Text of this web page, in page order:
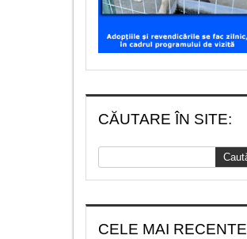
CĂUTARE ÎN SITE:
CELE MAI RECENTE